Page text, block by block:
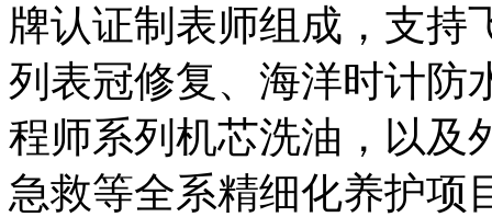
牌认证制表师组成，支持
列表冠修复、海洋时计防
程师系列机芯洗油，以及
急救等全系精细化养护项